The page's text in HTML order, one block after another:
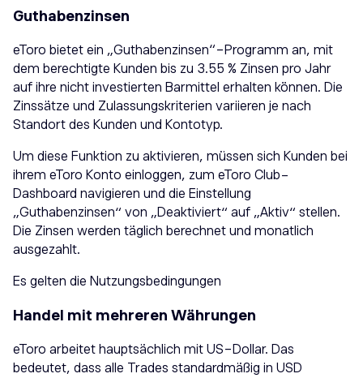
​Guthabenzinsen
eToro bietet ein „Guthabenzinsen“-Programm an, mit
dem berechtigte Kunden bis zu 3.55 % Zinsen pro Jahr
auf ihre nicht investierten Barmittel erhalten können. Die
Zinssätze und Zulassungskriterien variieren je nach
Standort des Kunden und Kontotyp.​
Um diese Funktion zu aktivieren, müssen sich Kunden bei
ihrem eToro Konto einloggen, zum eToro Club-
Dashboard navigieren und die Einstellung
„Guthabenzinsen“ von „Deaktiviert“ auf „Aktiv“ stellen.
Die Zinsen werden täglich berechnet und monatlich
ausgezahlt.
Es gelten die Nutzungsbedingungen
Handel mit mehreren Währungen
eToro arbeitet hauptsächlich mit US-Dollar. Das
bedeutet, dass alle Trades standardmäßig in USD